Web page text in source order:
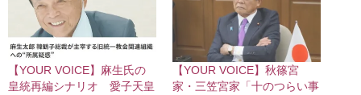
【YOUR VOICE】麻生氏の
皇統再編シナリオ 愛子天皇
【YOUR VOICE】秋篠宮
家・三笠宮家「十のつらい事